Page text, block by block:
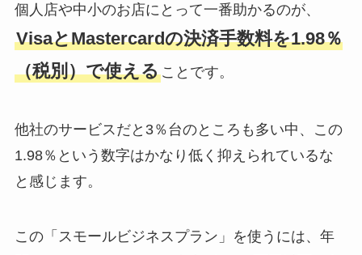
個人店や中小のお店にとって一番助かるのが、
VisaとMastercardの決済手数料を1.98％
（税別）で使えることです。
他社のサービスだと3％台のところも多い中、この
1.98％という数字はかなり低く抑えられているな
と感じます。
この「スモールビジネスプラン」を使うには、年